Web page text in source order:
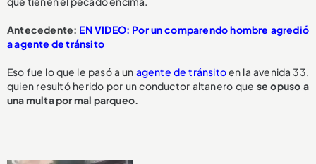
Antecedente: EN VIDEO: Por un comparendo hombre agredió
a agente de tránsito
Eso fue lo que le pasó a un agente de tránsitoen la avenida 33,
quien resultó herido por un conductor altanero que se opuso a
una multapor mal parqueo.